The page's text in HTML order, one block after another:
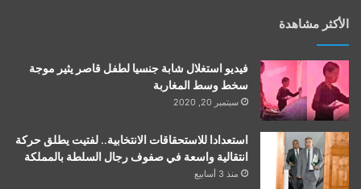
الأكثر مشاهدة
فيديو استغلال شابة جنسيا لطفل قاصر يثير موجة
سخط وسط المغاربة
سبتمبر 20, 2020
استعدادا للاستحقاقات الانتخابية.. لفتيت يطلق حركة
انتقالية واسعة في صفوف رجال السلطة بالمملكة
منذ 3 أسابيع